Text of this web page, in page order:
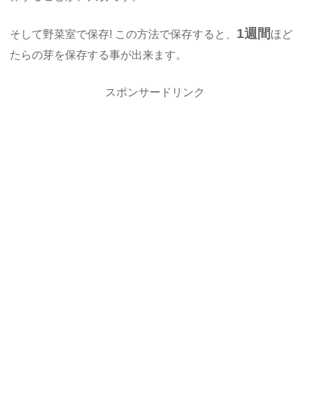
そして野菜室で保存! この方法で保存すると、 1週間ほど
たらの芽を保存する事が出来ます。
スポンサードリンク